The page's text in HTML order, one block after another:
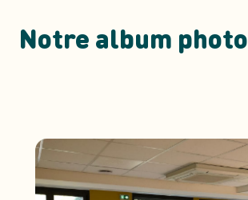
Notre album photo